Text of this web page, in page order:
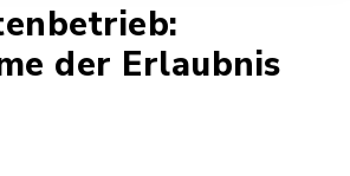
der Erlaubnis